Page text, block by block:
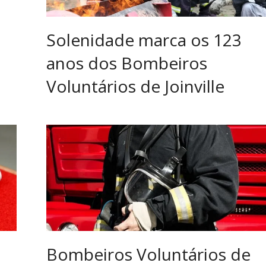
Solenidade marca os 123
anos dos Bombeiros
Voluntários de Joinville
Bombeiros Voluntários de